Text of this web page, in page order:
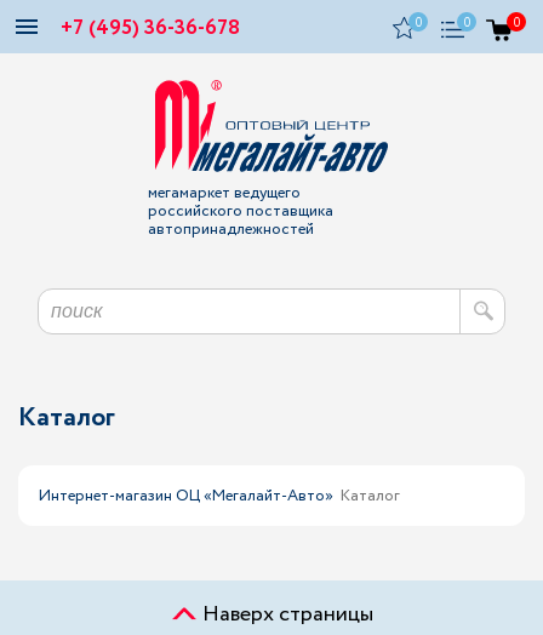
+7 (495) 36-36-678 0 0 0
мегамаркет ведущего
российского поставщика
автопринадлежностей
Каталог
Интернет-магазин ОЦ «Мегалайт-Авто» Каталог
Наверх страницы